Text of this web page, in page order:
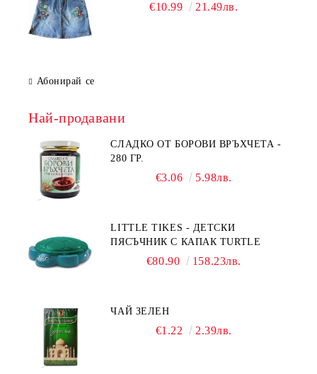
€10.99 21.49лв.
Абонирай се
Най-продавани
СЛАДКО ОТ БОРОВИ ВРЪХЧЕТА -
280 ГР.
€3.06 5.98лв.
LITTLE TIKES - ДЕТСКИ
ПЯСЪЧНИК С КАПАК TURTLE
€80.90 158.23лв.
ЧАЙ ЗЕЛЕН
€1.22 2.39лв.